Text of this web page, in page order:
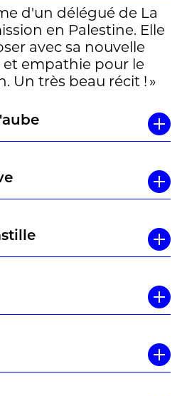
d'un délégué de La
en Palestine. Elle
avec sa nouvelle
et empathie pour le
Un très beau récit ! »